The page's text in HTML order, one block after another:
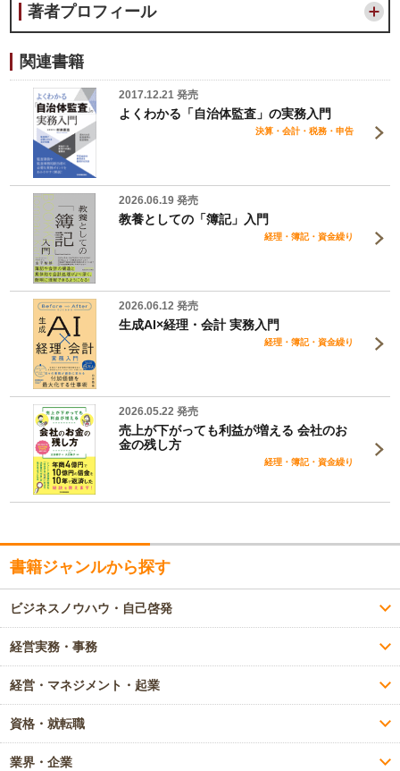
著者プロフィール
関連書籍
2017.12.21 発売
よくわかる「自治体監査」の実務入門
決算・会計・税務・申告
2026.06.19 発売
教養としての「簿記」入門
経理・簿記・資金繰り
2026.06.12 発売
生成AI×経理・会計 実務入門
経理・簿記・資金繰り
2026.05.22 発売
売上が下がっても利益が増える 会社のお
金の残し方
経理・簿記・資金繰り
書籍ジャンルから探す
ビジネスノウハウ・自己啓発
経営実務・事務
経営・マネジメント・起業
資格・就転職
業界・企業